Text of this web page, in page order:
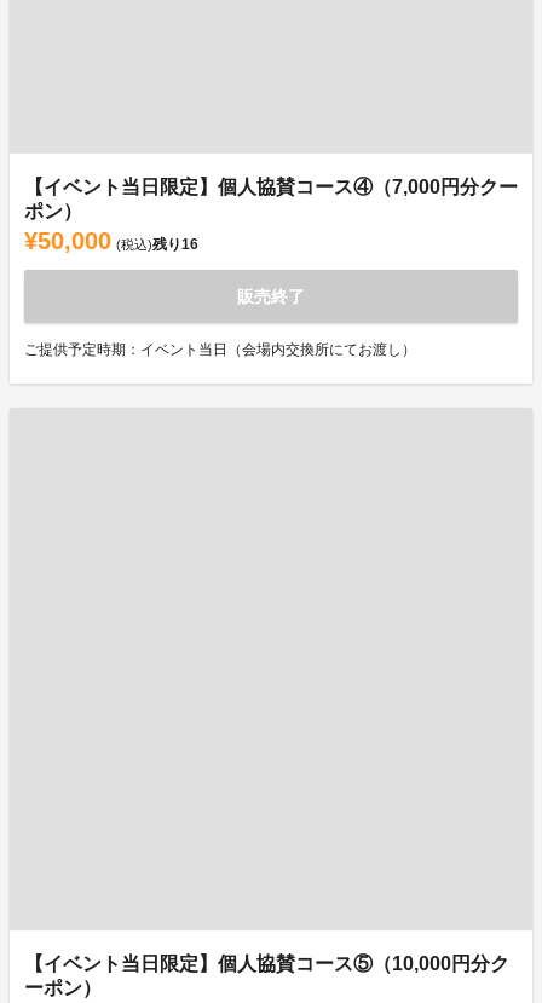
【イベント当日限定】個人協賛コース④（7,000円分クー
ポン）
¥50,000 (税込)残り16
販売終了
ご提供予定時期：イベント当日（会場内交換所にてお渡し）
【イベント当日限定】個人協賛コース⑤（10,000円分ク
ーポン）